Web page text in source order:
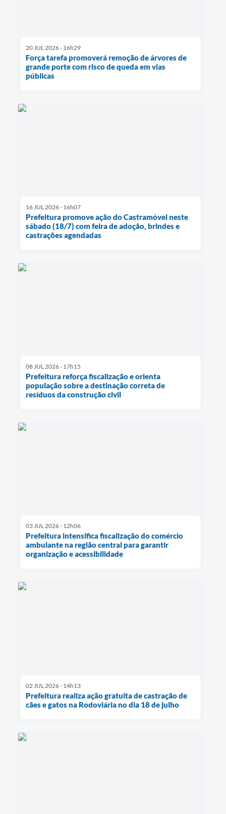
20 JUL 2026 - 16h29
Força tarefa promoverá remoção de árvores de
grande porte com risco de queda em vias
públicas
16 JUL 2026 - 16h07
Prefeitura promove ação do Castramóvel neste
sábado (18/7) com feira de adoção, brindes e
castrações agendadas
08 JUL 2026 - 17h15
Prefeitura reforça fiscalização e orienta
população sobre a destinação correta de
resíduos da construção civil
03 JUL 2026 - 12h06
Prefeitura intensifica fiscalização do comércio
ambulante na região central para garantir
organização e acessibilidade
02 JUL 2026 - 14h13
Prefeitura realiza ação gratuita de castração de
cães e gatos na Rodoviária no dia 18 de julho